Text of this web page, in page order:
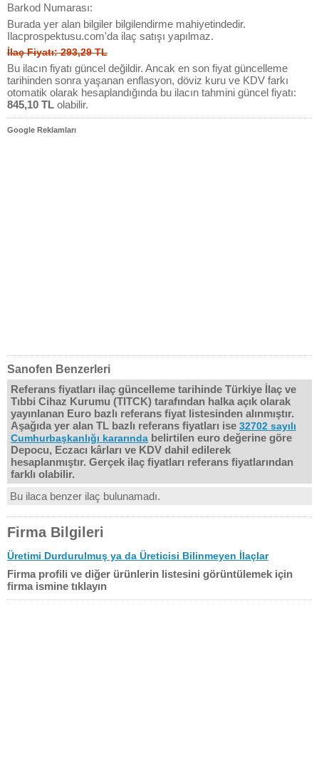
Barkod Numarası:
Burada yer alan bilgiler bilgilendirme mahiyetindedir.
Ilacprospektusu.com'da ilaç satışı yapılmaz.
İlaç Fiyatı: 293,29 TL
Bu ilacın fiyatı güncel değildir. Ancak en son fiyat güncelleme
tarihinden sonra yaşanan enflasyon, döviz kuru ve KDV farkı
otomatik olarak hesaplandığında bu ilacın tahmini güncel fiyatı:
845,10 TL olabilir.
Google Reklamları
Sanofen Benzerleri
Referans fiyatları ilaç güncelleme tarihinde Türkiye İlaç ve
Tıbbi Cihaz Kurumu (TITCK) tarafından halka açık olarak
yayınlanan Euro bazlı referans fiyat listesinden alınmıştır.
Aşağıda yer alan TL bazlı referans fiyatları ise 32702 sayılı
Cumhurbaşkanlığı kararında belirtilen euro değerine göre
Depocu, Eczacı kârları ve KDV dahil edilerek
hesaplanmıştır. Gerçek ilaç fiyatları referans fiyatlarından
farklı olabilir.
Bu ilaca benzer ilaç bulunamadı.
Firma Bilgileri
Üretimi Durdurulmuş ya da Üreticisi Bilinmeyen İlaçlar
Firma profili ve diğer ürünlerin listesini görüntülemek için
firma ismine tıklayın